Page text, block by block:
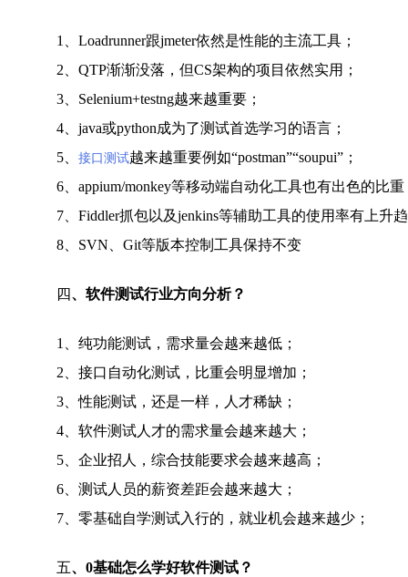
1、Loadrunner跟jmeter依然是性能的主流工具；
2、QTP渐渐没落，但CS架构的项目依然实用；
3、Selenium+testng越来越重要；
4、java或python成为了测试首选学习的语言；
5、 接口测试越来越重要例如“postman”“soupui”；
6、appium/monkey等移动端自动化工具也有出色的比重
7、Fiddler抓包以及jenkins等辅助工具的使用率有上升
8、SVN、Git等版本控制工具保持不变
四、软件测试行业方向分析？
1、纯功能测试，需求量会越来越低；
2、接口自动化测试，比重会明显增加；
3、性能测试，还是一样，人才稀缺；
4、软件测试人才的需求量会越来越大；
5、企业招人，综合技能要求会越来越高；
6、测试人员的薪资差距会越来越大；
7、零基础自学测试入行的，就业机会越来越少；
五、0基础怎么学好软件测试？